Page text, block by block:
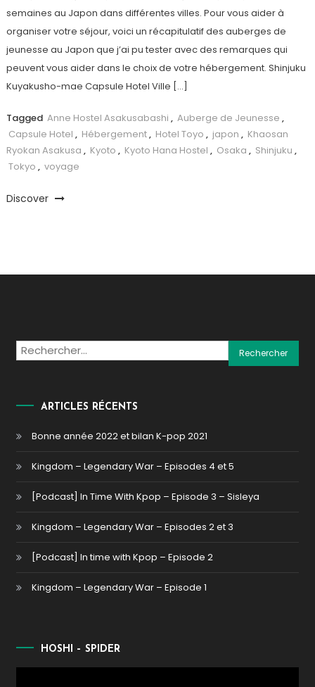
semaines au Japon dans différentes villes. Pour vous aider à
organiser votre séjour, voici un récapitulatif des auberges de
jeunesse au Japon que j’ai pu tester avec des remarques qui
peuvent vous aider dans le choix de votre hébergement. Shinjuku
Kuyakusho-mae Capsule Hotel Ville […]
Tagged Anne Hostel Asakusabashi , Auberge de Jeunesse ,
Capsule Hotel , Hébergement, Hotel Toyo , japon , Khaosan
Ryokan Asakusa , Kyoto , Kyoto Hana Hostel , Osaka , Shinjuku ,
Tokyo , voyage
Discover
Rechercher :
ARTICLES RÉCENTS
Bonne année 2022 et bilan K-pop 2021
Kingdom – Legendary War – Episodes 4 et 5
[Podcast] In Time With Kpop – Episode 3 – Sisleya
Kingdom – Legendary War – Episodes 2 et 3
[Podcast] In time with Kpop – Episode 2
Kingdom – Legendary War – Episode 1
HOSHI – SPIDER